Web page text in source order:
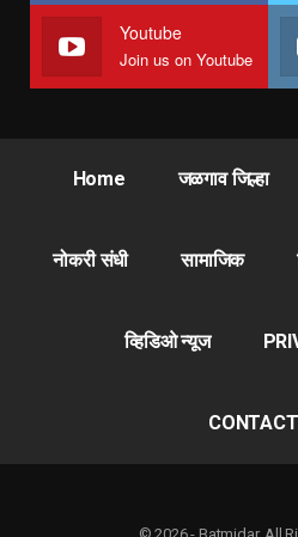
Youtube
Join us on Youtube
Home जळगाव जिल्हा
नोकरी संधी सामाजिक
व्हिडिओ न्यूज